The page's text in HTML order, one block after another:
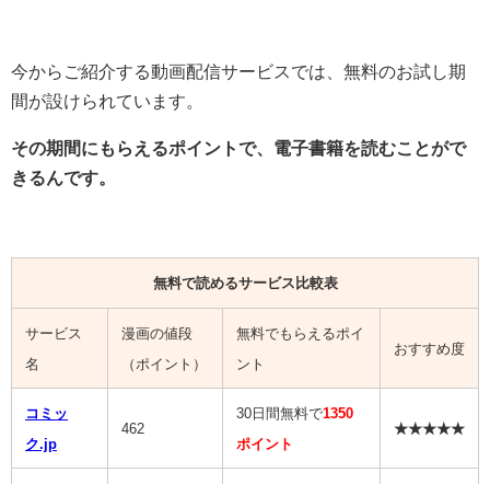
今からご紹介する動画配信サービスでは、無料のお試し期
間が設けられています。
その期間にもらえるポイントで、電子書籍を読むことがで
きるんです。
無料で読めるサービス比較表
サービス
名
漫画の値段
（ポイント）
無料でもらえるポイ
ント
おすすめ度
コミッ
ク.jp
462
30日間無料で1350
ポイント
★★★★★